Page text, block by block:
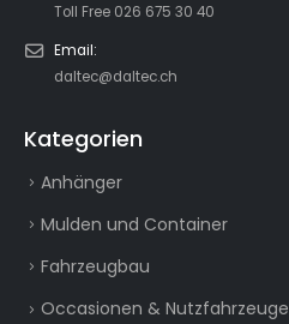
Toll Free 026 675 30 40
Email:
daltec@daltec.ch
Kategorien
Anhänger
Mulden und Container
Fahrzeugbau
Occasionen & Nutzfahrzeuge